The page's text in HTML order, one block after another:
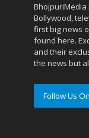
BhojpuriMedia
Bollywood,
first big news
found here.
and their
the news but
Follow Us